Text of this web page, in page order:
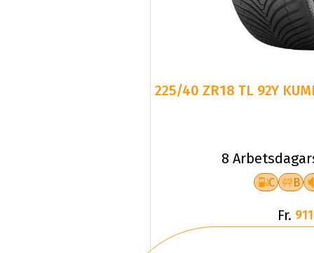
225/40 ZR18 TL 92Y
8
C B
Fr.